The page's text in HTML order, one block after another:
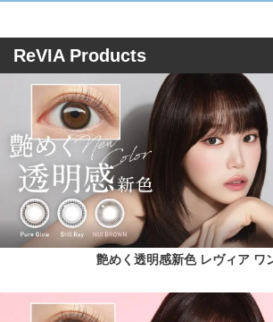
ReVIA Products
艶めく透明感新色 レヴィア ワ